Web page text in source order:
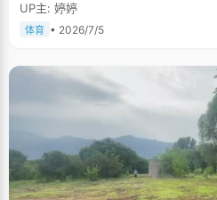
UP主: 婷婷
体育 • 2026/7/5